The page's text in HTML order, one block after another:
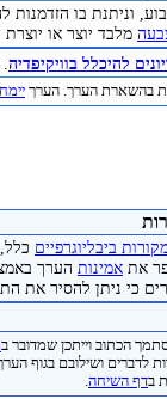
וניתנת בו
מלבד יוצר או יוצרת
להיכלל בוויקיפדיה.
בהשארת הערך. הערך
ביבליוגרפיים
את אמינות הערך
כי ניתן להסיר את
הכתוב וייתכן שמדובר ב
לדברים ושילובם בגוף
בדף השיחה.